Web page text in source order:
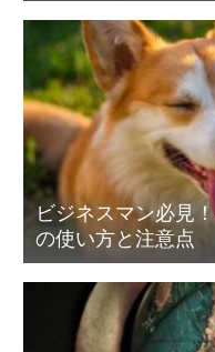
ビジネスマン必見
の使い方と注意点